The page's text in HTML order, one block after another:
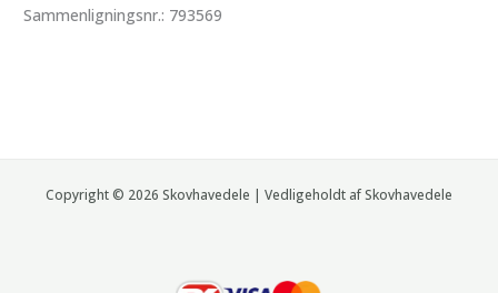
Sammenligningsnr.: 793569
Copyright © 2026 Skovhavedele | Vedligeholdt af Skovhavedele